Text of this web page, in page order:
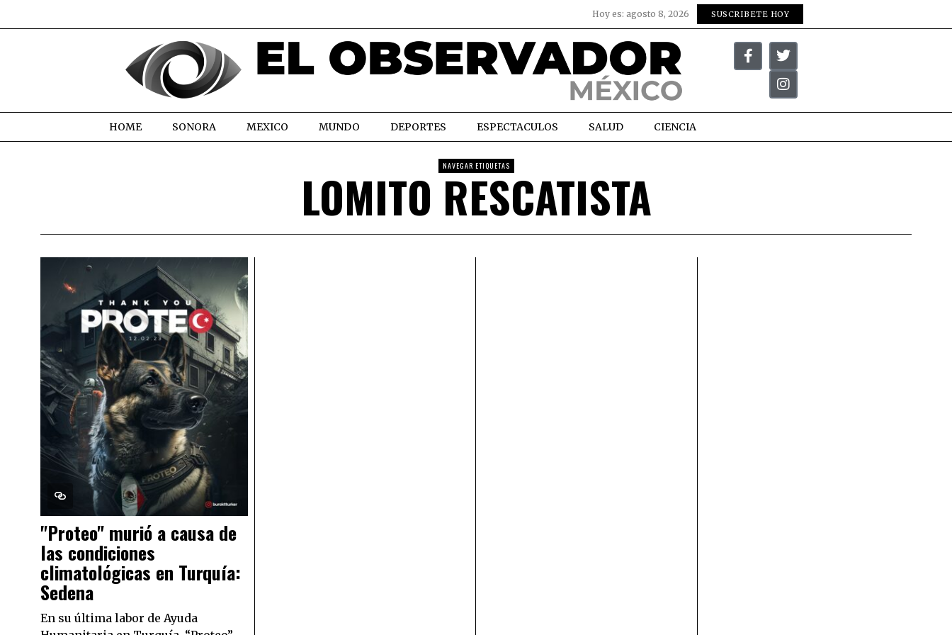
Hoy es: agosto 8, 2026 SUSCRIBETE HOY
HOME SONORA MEXICO MUNDO DEPORTES ESPECTACULOS SALUD CIENCIA
NAVEGAR ETIQUETAS
LOMITO RESCATISTA
"Proteo" murió a causa de
las condiciones
climatológicas en Turquía:
Sedena
En su última labor de Ayuda